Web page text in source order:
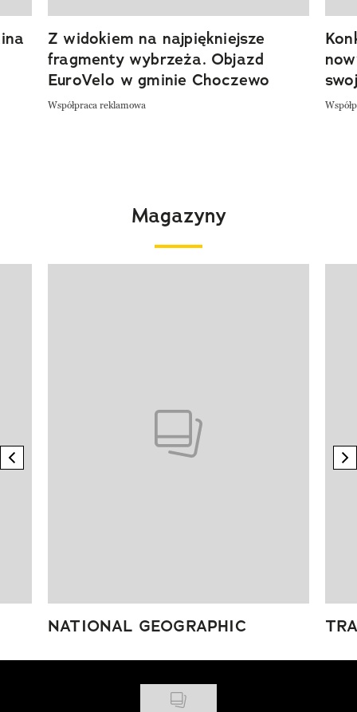
Z widokiem na najpiękniejsze
fragmenty wybrzeża. Objazd
EuroVelo w gminie Choczewo
Współpraca reklamowa
Magazyny
previous element
NATIONAL GEOGRAPHIC